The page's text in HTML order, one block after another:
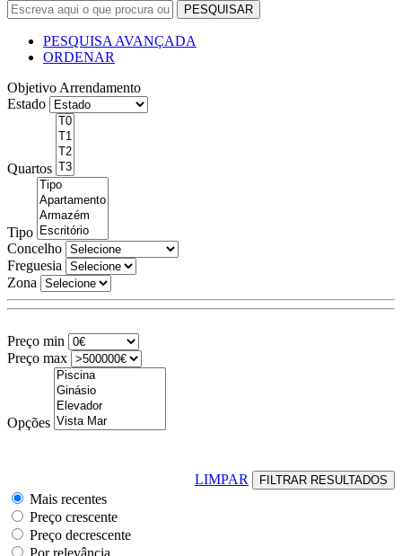
PESQUISA AVANÇADA
ORDENAR
Objetivo Arrendamento
Estado
Quartos
Tipo
Concelho
Freguesia
Zona
Preço min
Preço max
Opções
LIMPAR
Mais recentes
Preço crescente
Preço decrescente
Por relevância